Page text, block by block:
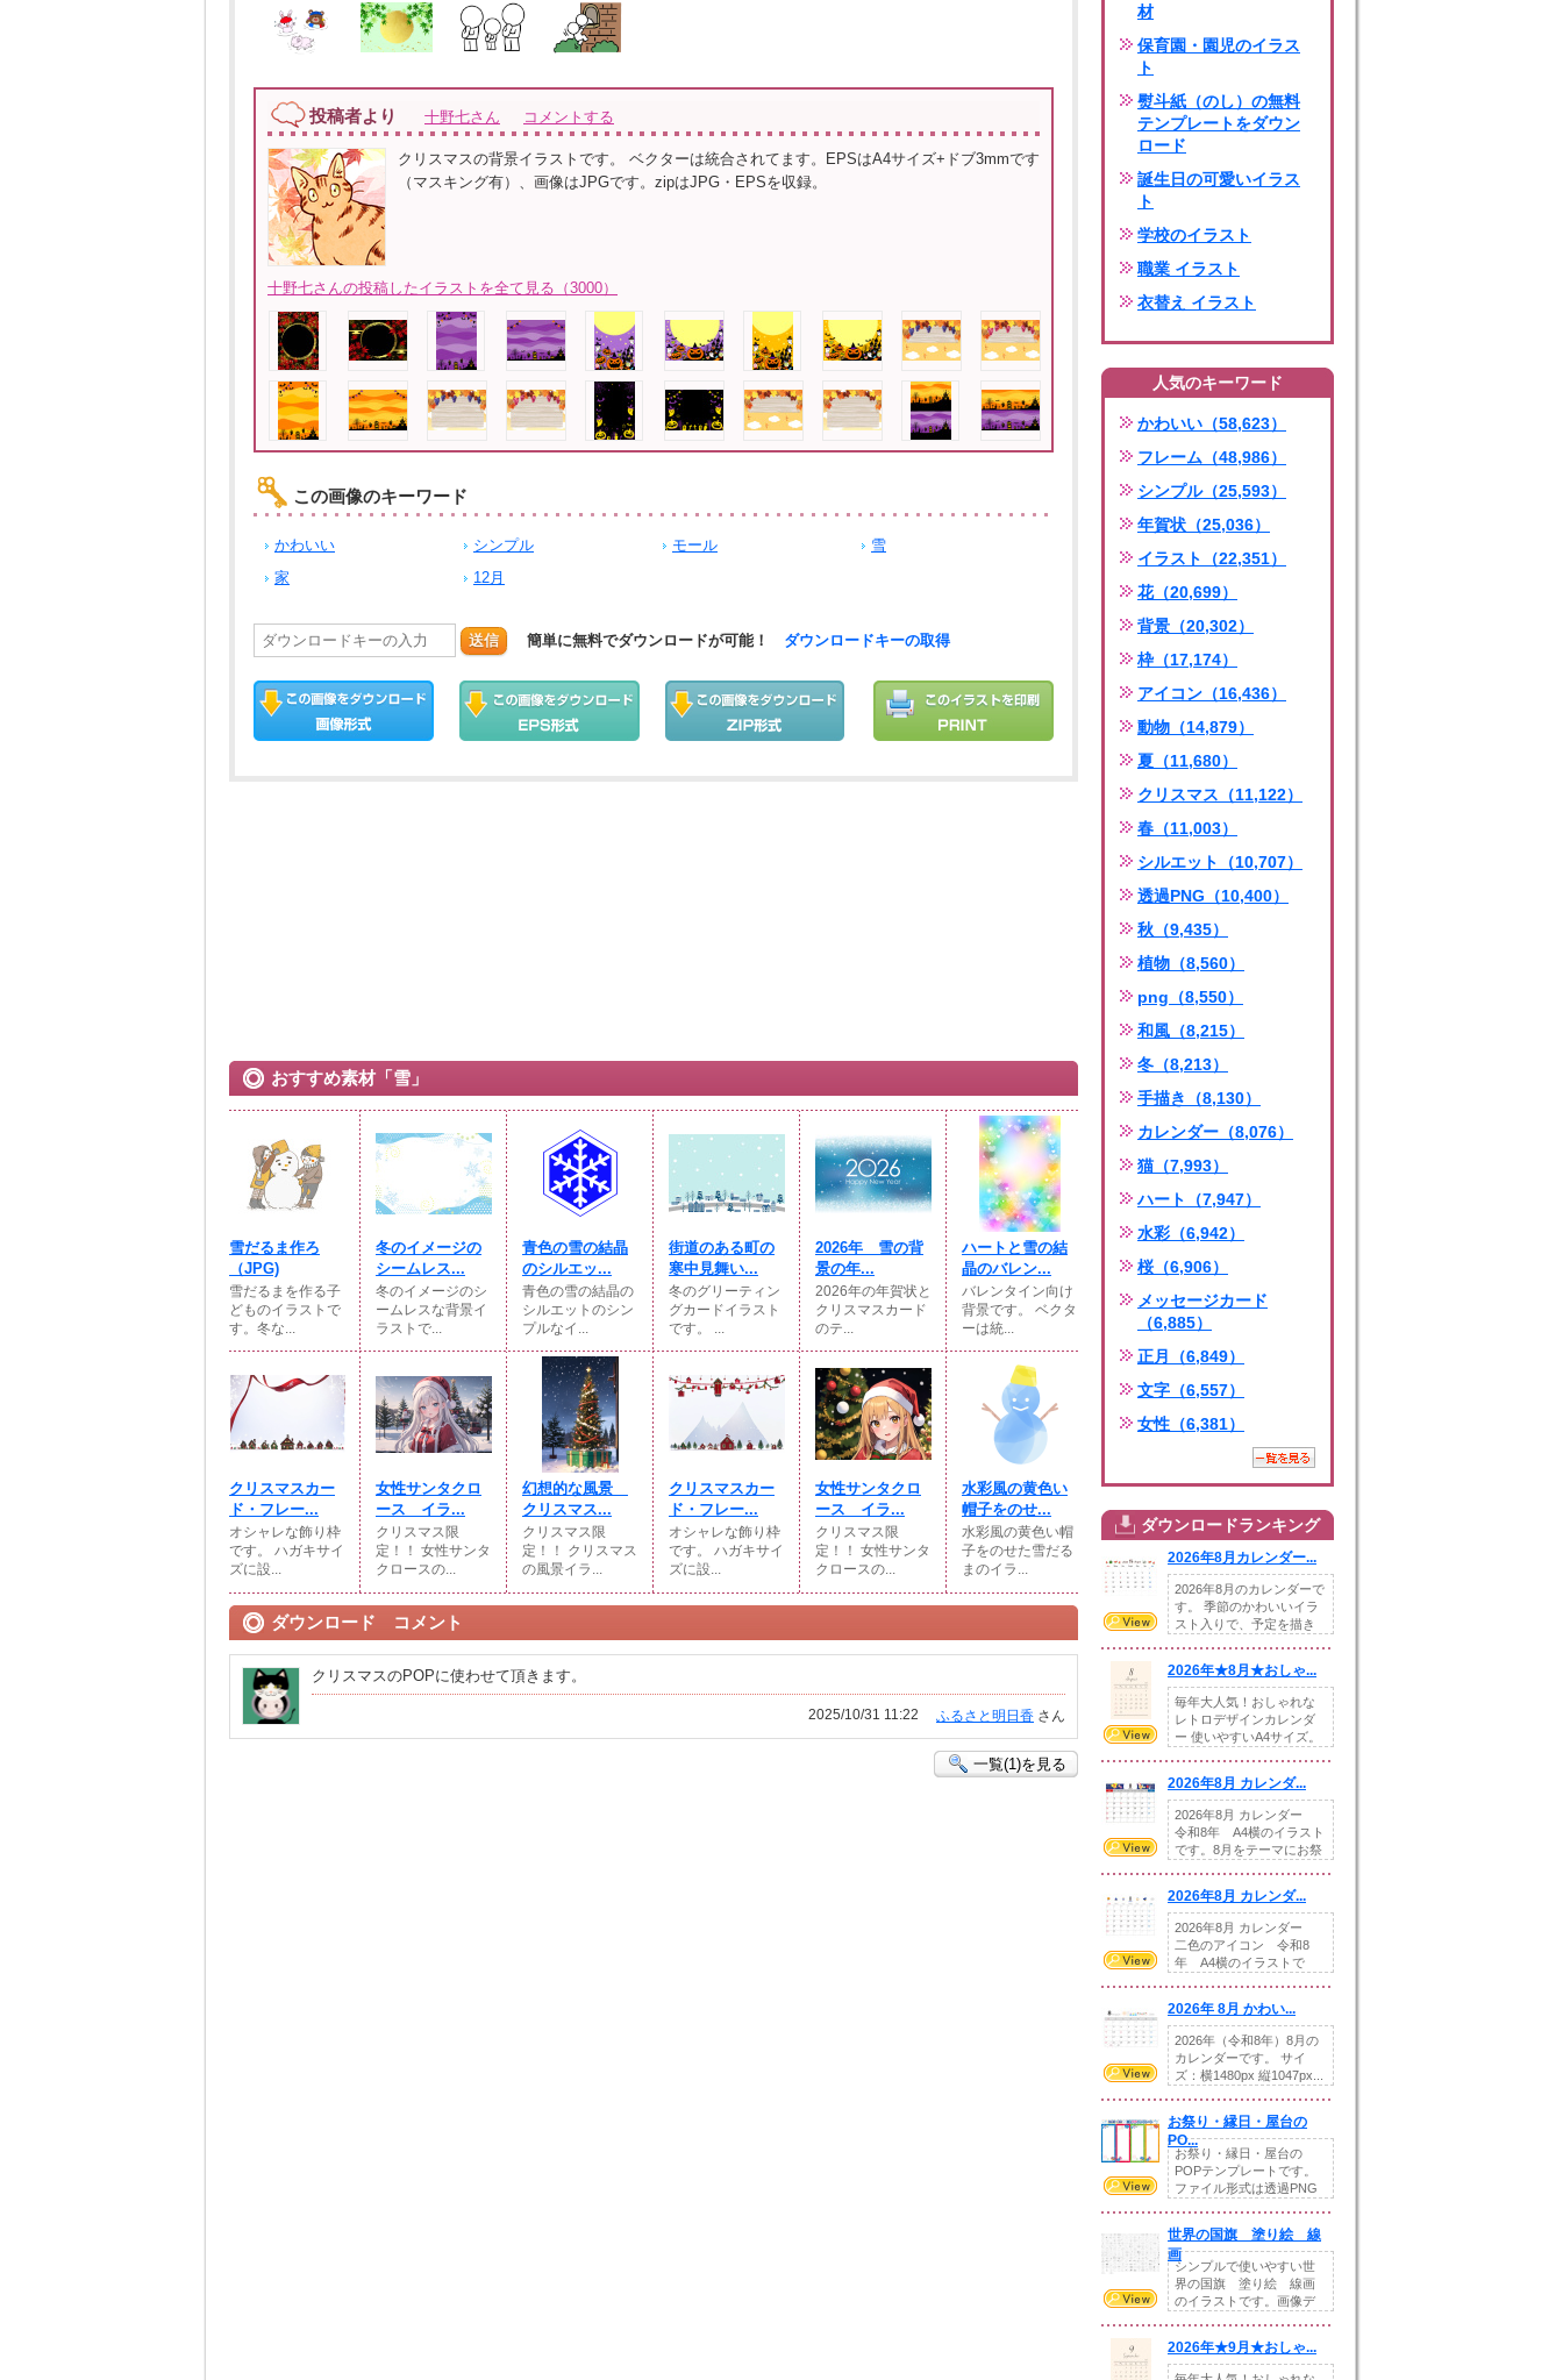
投稿者より 十野七さん コメントする
クリスマスの背景イラストです。 ベクターは統合されてます。EPSはA4サイズ+ドブ3mmです
（マスキング有）、画像はJPGです。zipはJPG・EPSを収録。
十野七さんの投稿したイラストを全て見る（3000）
この画像のキーワード
かわいい シンプル モール
雪
家
12月
送信 簡単に無料でダウンロードが可能！ ダウンロードキーの取得
おすすめ素材「雪」
雪だるま作ろ
（JPG)
雪だるまを作る子
どものイラストで
す。冬な...
冬のイメージの
シームレス...
冬のイメージのシ
ームレスな背景イ
ラストで...
青色の雪の結晶
のシルエッ...
青色の雪の結晶の
シルエットのシン
プルなイ...
街道のある町の
寒中見舞い...
冬のグリーティン
グカードイラスト
です。 ...
2026年 雪の背
景の年...
2026年の年賀状と
クリスマスカード
のテ...
ハートと雪の結
晶のバレン...
バレンタイン向け
背景です。 ベクタ
ーは統...
クリスマスカー
ド・フレー...
オシャレな飾り枠
です。 ハガキサイ
ズに設...
女性サンタクロ
ース イラ...
クリスマス限
定！！ 女性サンタ
クロースの...
幻想的な風景
クリスマス...
クリスマス限
定！！ クリスマス
の風景イラ...
クリスマスカー
ド・フレー...
オシャレな飾り枠
です。 ハガキサイ
ズに設...
女性サンタクロ
ース イラ...
クリスマス限
定！！ 女性サンタ
クロースの...
水彩風の黄色い
帽子をのせ...
水彩風の黄色い帽
子をのせた雪だる
まのイラ...
ダウンロード コメント
クリスマスのPOPに使わせて頂きます。
ふるさと明日香 さん
2025/10/31 11:22
一覧(1)を見る
材
保育園・園児のイラス
ト
熨斗紙（のし）の無料
テンプレートをダウン
ロード
誕生日の可愛いイラス
ト
学校のイラスト
職業 イラスト
衣替え イラスト
人気のキーワード
かわいい（58,623）
フレーム（48,986）
シンプル（25,593）
年賀状（25,036）
イラスト（22,351）
花（20,699）
背景（20,302）
枠（17,174）
アイコン（16,436）
動物（14,879）
夏（11,680）
クリスマス（11,122）
春（11,003）
シルエット（10,707）
透過PNG（10,400）
秋（9,435）
植物（8,560）
png（8,550）
和風（8,215）
冬（8,213）
手描き（8,130）
カレンダー（8,076）
猫（7,993）
ハート（7,947）
水彩（6,942）
桜（6,906）
メッセージカード
（6,885）
正月（6,849）
文字（6,557）
女性（6,381）
ダウンロードランキング
2026年8月カレンダー...
2026年8月のカレンダーで
す。 季節のかわいいイラ
スト入りで、予定を描き
2026年★8月★おしゃ...
毎年大人気！おしゃれな
レトロデザインカレンダ
ー 使いやすいA4サイズ。
2026年8月 カレンダ...
2026年8月 カレンダー
令和8年 A4横のイラスト
です。8月をテーマにお祭
2026年8月 カレンダ...
2026年8月 カレンダー
二色のアイコン 令和8
年 A4横のイラストで
2026年 8月 かわい...
2026年（令和8年）8月の
カレンダーです。 サイ
ズ：横1480px 縦1047px...
お祭り・縁日・屋台の
PO...
お祭り・縁日・屋台の
POPテンプレートです。
ファイル形式は透過PNG
世界の国旗 塗り絵 線
画
シンプルで使いやすい世
界の国旗 塗り絵 線画
のイラストです。画像デ
2026年★9月★おしゃ...